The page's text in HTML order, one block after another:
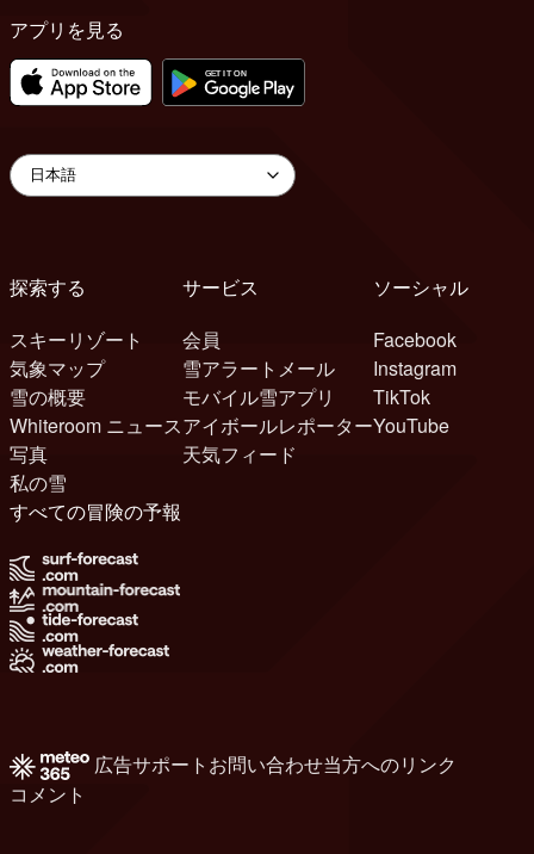
アプリを見る
探索する
スキーリゾート
気象マップ
雪の概要
Whiteroom ニュース
写真
私の雪
サービス
会員
雪アラートメール
モバイル雪アプリ
アイボールレポーター
天気フィード
ソーシャル
Facebook
Instagram
TikTok
YouTube
すべての冒険の予報
広告サポート お問い合わせ当方へのリンク
コメント